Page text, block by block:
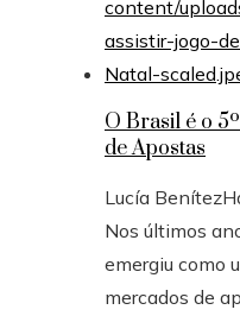
O Brasil é o
de Apostas
Lucía Benítez
Nos últimos
emergiu como
mercados de